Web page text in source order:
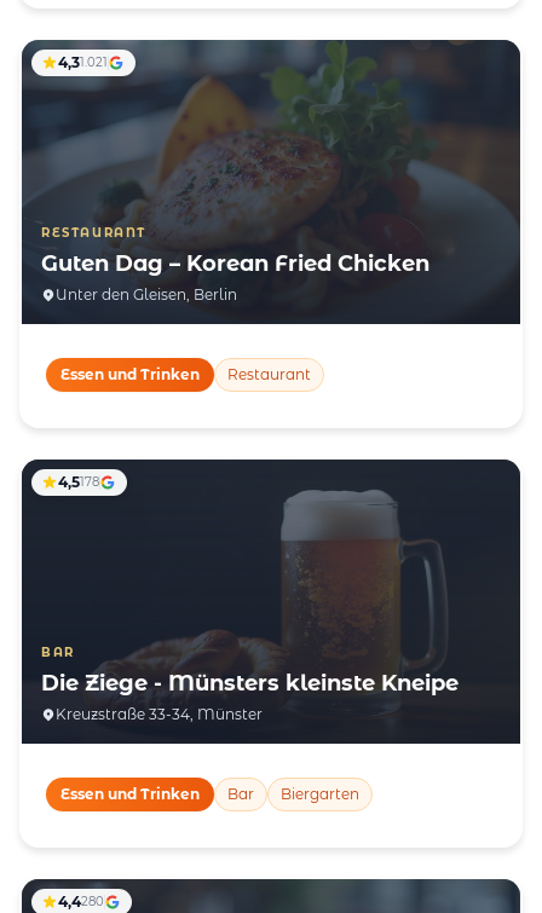
RESTAURANT
Guten Dag – Korean Fried Chicken
Unter den Gleisen, Berlin
4,31.021
Essen und Trinken Restaurant
BAR
Die Ziege - Münsters kleinste Kneipe
Kreuzstraße 33-34, Münster
4,5178
Essen und Trinken Bar Biergarten
4,4280